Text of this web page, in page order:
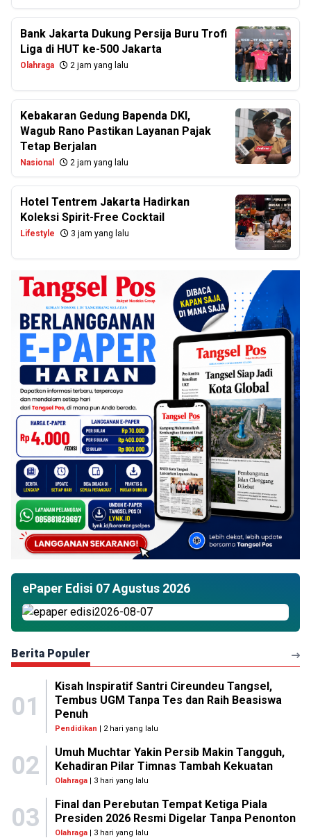
Bank Jakarta Dukung Persija Buru Trofi
Liga di HUT ke-500 Jakarta
Olahraga 2 jam yang lalu
Kebakaran Gedung Bapenda DKI,
Wagub Rano Pastikan Layanan Pajak
Tetap Berjalan
Nasional 2 jam yang lalu
Hotel Tentrem Jakarta Hadirkan
Koleksi Spirit-Free Cocktail
Lifestyle 3 jam yang lalu
ePaper Edisi 07 Agustus 2026
Berita Populer
01
Kisah Inspiratif Santri Cireundeu Tangsel,
Tembus UGM Tanpa Tes dan Raih Beasiswa
Penuh
Pendidikan | 2 hari yang lalu
02
Umuh Muchtar Yakin Persib Makin Tangguh,
Kehadiran Pilar Timnas Tambah Kekuatan
Olahraga| 3 hari yang lalu
03
Final dan Perebutan Tempat Ketiga Piala
Presiden 2026 Resmi Digelar Tanpa Penonton
Olahraga| 3 hari yang lalu